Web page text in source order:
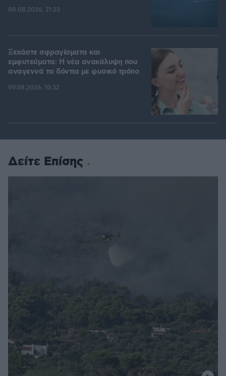
08.08.2026, 21:23
Ξεχάστε σφραγίσματα και
εμφυτεύματα: Η νέα ανακάλυψη που
αναγεννά τα δόντια με φυσικό τρόπο
09.08.2026, 10:32
Δείτε Επίσης